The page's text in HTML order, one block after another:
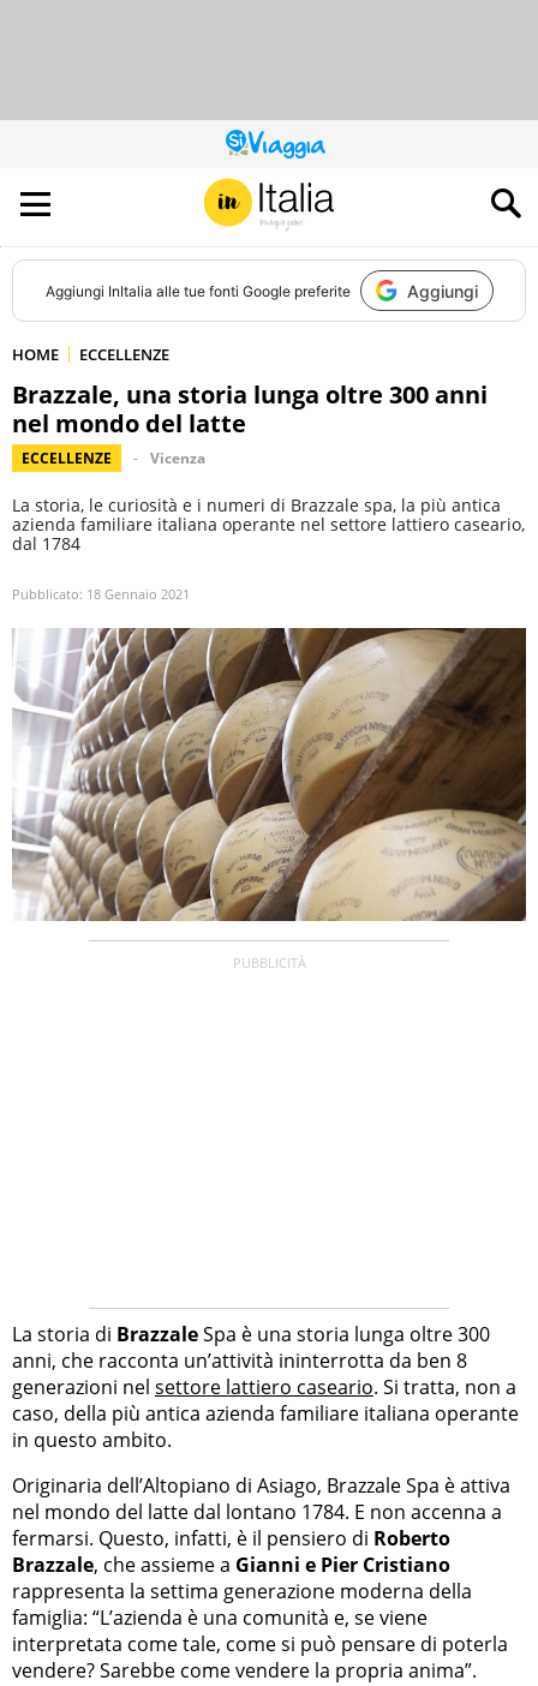
QUESTO
SITO
CONTRIBUISCE
ALL’AUDIENCE
DI
Aggiungi InItalia alle tue fonti Google preferite Aggiungi
HOME ECCELLENZE
Brazzale, una storia lunga oltre 300 anni
nel mondo del latte
ECCELLENZE Vicenza
La storia, le curiosità e i numeri di Brazzale spa, la più antica
azienda familiare italiana operante nel settore lattiero caseario,
dal 1784
Pubblicato: 18 Gennaio 2021
La storia di BrazzaleSpa è una storia lunga oltre 300
anni, che racconta un’attività ininterrotta da ben 8
generazioni nel settore lattiero caseario. Si tratta, non a
caso, della più antica azienda familiare italiana operante
in questo ambito.
Originaria dell’Altopiano di Asiago, Brazzale Spa è attiva
nel mondo del latte dal lontano 1784. E non accenna a
fermarsi. Questo, infatti, è il pensiero di Roberto
Brazzale, che assieme a Gianni e Pier Cristiano
rappresenta la settima generazione moderna della
famiglia: “L’azienda è una comunità e, se viene
interpretata come tale, come si può pensare di poterla
vendere? Sarebbe come vendere la propria anima”.